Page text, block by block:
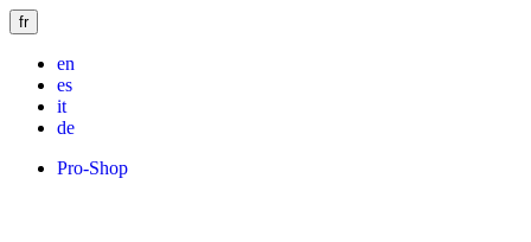
fr
en
es
it
de
Pro-Shop